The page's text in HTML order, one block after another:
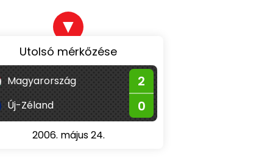
▼
Utolsó mérkőzése
Magyarország 2
Új-Zéland 0
2006. május 24.